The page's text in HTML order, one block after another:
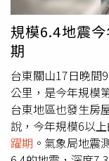
，要以定義
確實是進入活躍期
若放到更廣的尺度
地質科學系特聘教
活躍期，其實很難
會引發較多餘震，
921為例，因為車
次何時會發生大地
對好掌握，但整個
規模6.4地震
期
台東關山17日晚間
公里，是今年規模
台東地區也發生房
說，今年規模6以
躍期 。氣象局地震